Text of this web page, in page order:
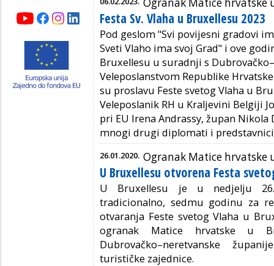
Festa Sv. Vlaha u Bruxellesu 2023
Pod geslom "Svi povijesni gradovi
Sveti Vlaho ima svoj Grad" i ove
Bruxellesu u suradnji s
Veleposlanstvom Republike
su proslavu Feste svetog Vlaha u
Veleposlanik RH u Kraljevini Belgiji
pri EU Irena Andrassy, župan
mnogi drugi diplomati i
26.01.2020. Ogranak Matice hrvatske
U Bruxellesu otvorena Festa
U Bruxellesu je u nedjelju
tradicionalno, sedmu godinu za
otvaranja Feste svetog Vlaha u
ogranak Matice hrvatske u
Dubrovačko–neretvanske
turističke zajednice.